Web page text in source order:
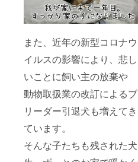
また、近年の新型コロナウ
イルスの影響により、悲し
いことに飼い主の放棄や
動物取扱業の改訂によるブ
リーダー引退犬も増えてき
ています。
そんな子たちも残された犬